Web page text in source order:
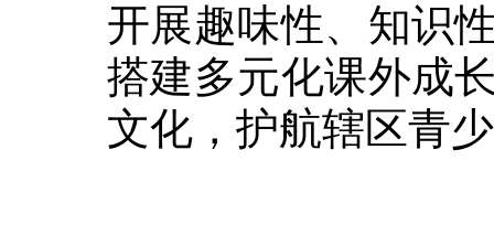
开展趣味性、知识
搭建多元化课外成
文化，护航辖区青